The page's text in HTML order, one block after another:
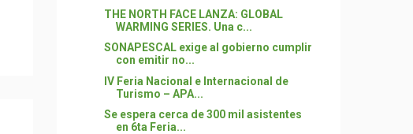
THE NORTH FACE LANZA: GLOBAL
WARMING SERIES. Una c...
SONAPESCAL exige al gobierno cumplir
con emitir no...
IV Feria Nacional e Internacional de
Turismo – APA...
Se espera cerca de 300 mil asistentes
en 6ta Feria...